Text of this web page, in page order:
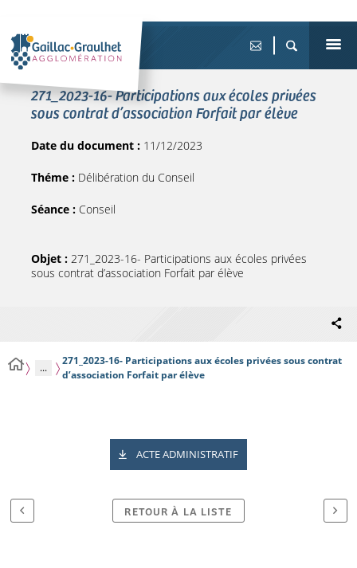
271_2023-16- Participations aux écoles privées
sous contrat d’association Forfait par élève
Date du document : 11/12/2023
Théme : Délibération du Conseil
Séance : Conseil
Objet : 271_2023-16- Participations aux écoles privées
sous contrat d’association Forfait par élève
...
271_2023-16- Participations aux écoles privées sous contrat
d’association Forfait par élève
ACTE ADMINISTRATIF
RETOUR À LA LISTE